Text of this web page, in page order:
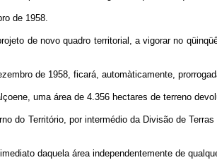
de 1958.
de novo quadro territorial, a vigorar no
de 1958, ficará, automàticamente,
uma área de 4.356 hectares de terreno
do Território, por intermédio da Divisão de
daquela área independentemente de